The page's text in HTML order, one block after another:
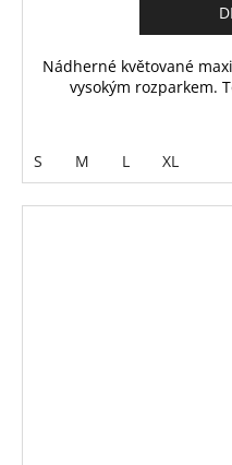
Nádherné květované
vysokým rozparkem.
S M L XL